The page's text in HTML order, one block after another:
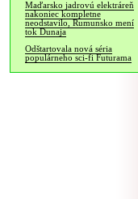
Maďarsko jadrovú elektráreň
nakoniec kompletne
neodstavilo, Rumunsko mení
tok Dunaja
Odštartovala nová séria
populárneho sci-fi Futurama